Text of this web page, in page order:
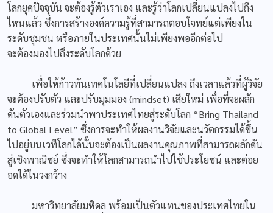
โลกยุคปัจจุบัน จะต้องรู้ตัวเราเอง และรู้ว่าโลกเปลี่ยนแปลงไปถึง
ไหนแล้ว ซึ่งการสร้างองค์ความรู้ที่สามารถตอบโจทย์แต่เพียงใน
ระดับชุมชน หรือภายในประเทศนั้นไม่เพียงพออีกต่อไป
จะต้องมองไปถึงระดับโลกด้วย
เพื่อให้ก้าวทันเทคโนโลยีที่เปลี่ยนแปลง ถึงเวลาแล้วที่ผู้วิจัย
จะต้องปรับตัว และปรับมุมมอง (mindset) เสียใหม่ เพื่อที่จะผลัก
ดันตัวเองและร่วมนำพาประเทศไทยสู่ระดับโลก “Bring Thailand
to Global Level” ซึ่งการจะทำให้ผลงานวิจัยและนวัตกรรมได้ขึ้น
ไปอยู่บนเวทีโลกได้นั้นจะต้องเป็นผลงานคุณภาพที่สามารถผลักดัน
สู่เชิงพาณิชย์ ซึ่งจะทำให้โลกสามารถนำไปใช้ประโยชน์ และต่อย
อดได้ในวงกว้าง
มหาวิทยาลัยมหิดล พร้อมเป็นตัวแทนของประเทศไทยใน